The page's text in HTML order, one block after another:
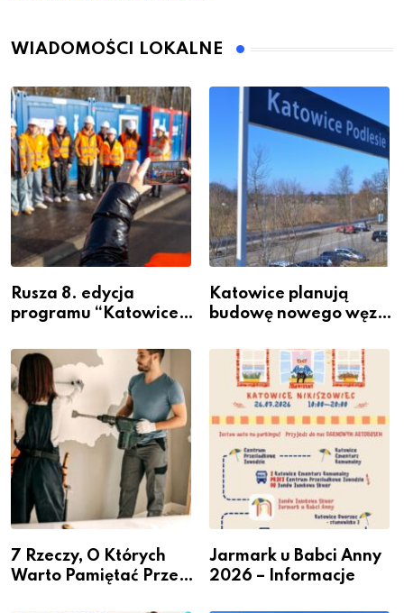
WIADOMOŚCI LOKALNE
Rusza 8. edycja
programu “Katowice
– nabór dla
przedsiębiorców
Katowice planują
budowę nowego węzła
Podlesiu
7 Rzeczy, O Których
Warto Pamiętać Przed
Jarmark u Babci Anny
2026 – Informacje